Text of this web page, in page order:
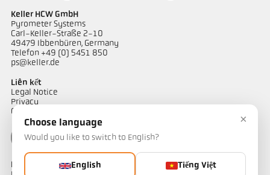
Keller HCW GmbH
Pyrometer Systems
Carl-Keller-Straße 2-10
49479 Ibbenbüren, Germany
Telefon +49 (0) 5451 850
ps@keller.de
Liên kết
Legal Notice
Privacy
GTC
Liên hệ
×
Choose language
Would you like to switch to English?
English Tiếng Việt